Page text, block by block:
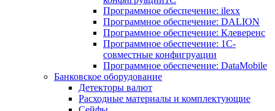
Программное обеспечение: ilexx
Программное обеспечение: DALION
Программное обеспечение: Клеверенс
Программное обеспечение: 1С-
совместные конфигруации
Программное обеспечение: DataMobile
Банковское оборудование
Детекторы валют
Расходные материалы и комплектующие